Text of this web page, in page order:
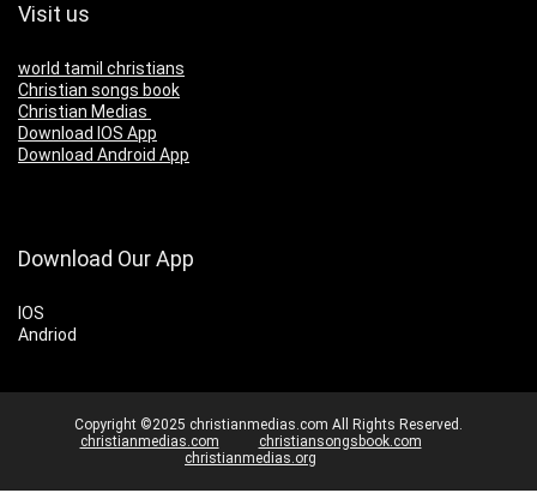
Visit us
world tamil christians
Christian songs book
Christian Medias
Download IOS App
Download Android App
Download Our App
IOS
Andriod
Copyright ©2025 christianmedias.com All Rights Reserved.
christianmedias.com
christiansongsbook.com
christianmedias.org